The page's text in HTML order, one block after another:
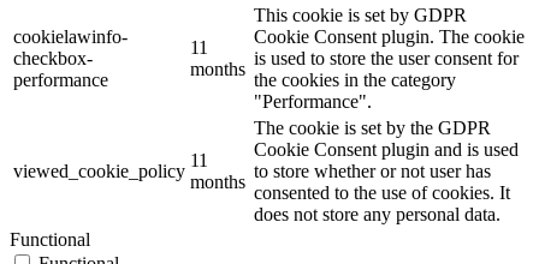
cookielawinfo-
checkbox-
performance
11
months
This cookie is set by GDPR
Cookie Consent plugin. The cookie
is used to store the user consent for
the cookies in the category
"Performance".
viewed_cookie_policy
11
months
The cookie is set by the GDPR
Cookie Consent plugin and is used
to store whether or not user has
consented to the use of cookies. It
does not store any personal data.
Functional